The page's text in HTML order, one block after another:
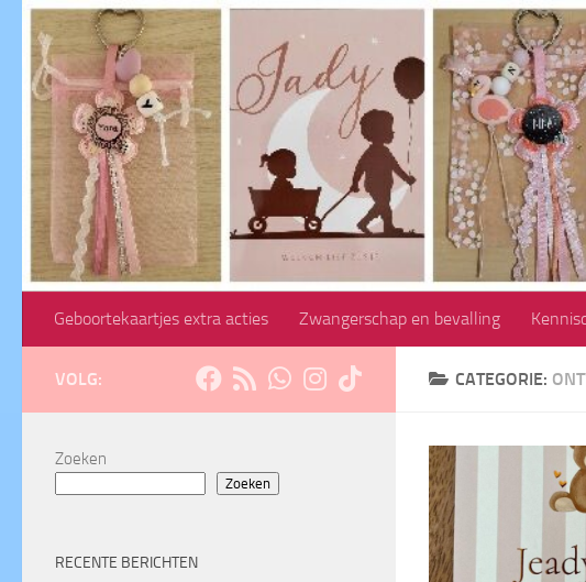
Doorgaan naar inhoud
Geboortekaartjes extra acties Zwangerschap en bevalling
CATEGORIE:
VOLG:
Zoeken
Zoeken
RECENTE BERICHTEN